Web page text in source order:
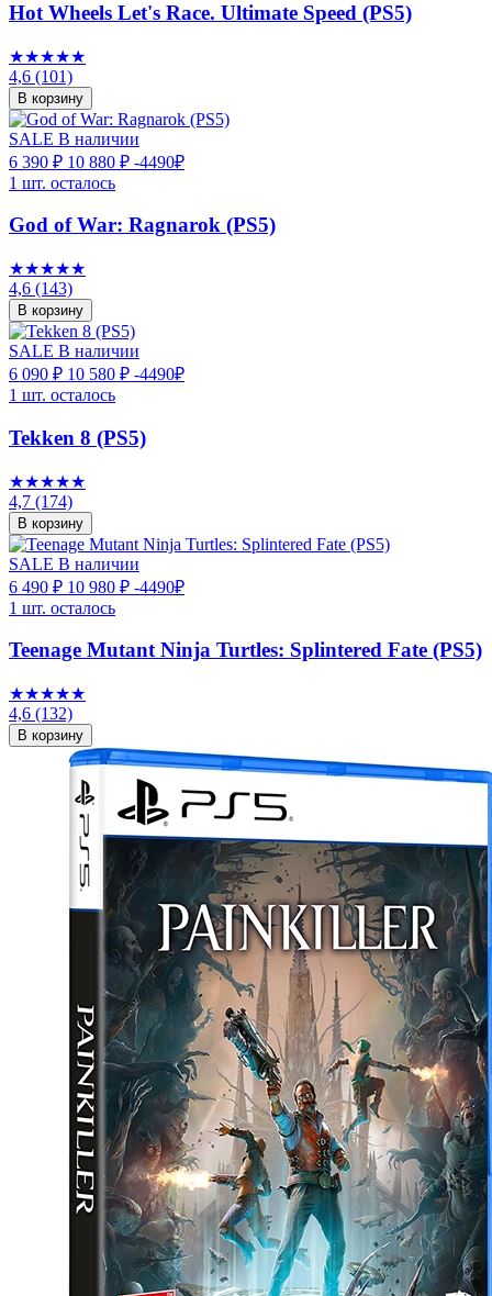
Hot Wheels Let's Race. Ultimate Speed (PS5)
★★★★★
4,6 (101)
В корзину
SALE В наличии
6 390 ₽ 10 880 ₽ -4490₽
1 шт. осталось
God of War: Ragnarok (PS5)
★★★★★
4,6 (143)
В корзину
SALE В наличии
6 090 ₽ 10 580 ₽ -4490₽
1 шт. осталось
Tekken 8 (PS5)
★★★★★
4,7 (174)
В корзину
SALE В наличии
6 490 ₽ 10 980 ₽ -4490₽
1 шт. осталось
Teenage Mutant Ninja Turtles: Splintered Fate (PS5)
★★★★★
4,6 (132)
В корзину